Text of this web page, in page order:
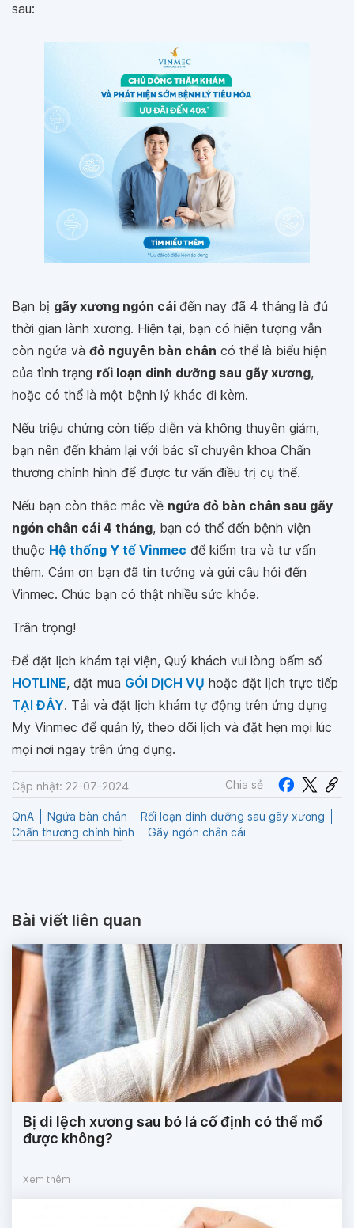
sau:
Bạn bị gãy xương ngón cái đến nay đã 4 tháng là đủ
thời gian lành xương. Hiện tại, bạn có hiện tượng vẫn
còn ngứa và đỏ nguyên bàn chân có thể là biểu hiện
của tình trạng rối loạn dinh dưỡng sau gãy xương,
hoặc có thể là một bệnh lý khác đi kèm.
Nếu triệu chứng còn tiếp diễn và không thuyên giảm,
bạn nên đến khám lại với bác sĩ chuyên khoa Chấn
thương chỉnh hình để được tư vấn điều trị cụ thể.
Nếu bạn còn thắc mắc về ngứa đỏ bàn chân sau gãy
ngón chân cái 4 tháng, bạn có thể đến bệnh viện
thuộc Hệ thống Y tế Vinmec để kiểm tra và tư vấn
thêm. Cảm ơn bạn đã tin tưởng và gửi câu hỏi đến
Vinmec. Chúc bạn có thật nhiều sức khỏe.
Trân trọng!
Để đặt lịch khám tại viện, Quý khách vui lòng bấm số
HOTLINE, đặt mua GÓI DỊCH VỤ hoặc đặt lịch trực tiếp
TẠI ĐÂY. Tải và đặt lịch khám tự động trên ứng dụng
My Vinmec để quản lý, theo dõi lịch và đặt hẹn mọi lúc
mọi nơi ngay trên ứng dụng.
Cập nhật: 22-07-2024 Chia sẻ
QnA Ngứa bàn chân
Rối loạn dinh dưỡng sau gãy xương
Chấn thương chỉnh hình
Gãy ngón chân cái
Bài viết liên quan
Bị di lệch xương sau bó lá cố định có thể mổ
được không?
Xem thêm